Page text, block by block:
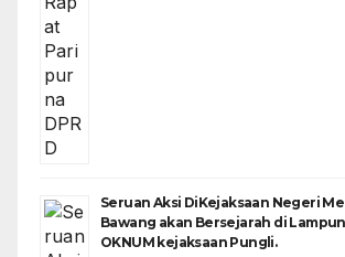
Seruan Aksi DiKejaksaan Negeri
Bawang akan Bersejarah di
OKNUM kejaksaan Pungli.